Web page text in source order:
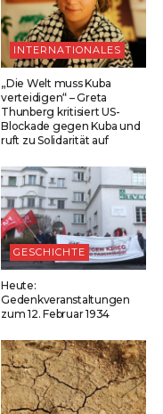
INTERNATIONALES
„Die Welt muss Kuba
verteidigen“ – Greta
Thunberg kritisiert US-
Blockade gegen Kuba und
ruft zu Solidarität auf
GESCHICHTE
Heute:
Gedenkveranstaltungen
zum 12. Februar 1934